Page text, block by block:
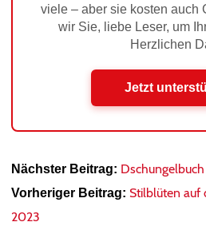
viele – aber sie kosten auch
wir Sie, liebe Leser, um
Herzlichen
Jetzt
Nächster Beitrag:
Vorheriger Beitrag: Stilblüten auf
2023